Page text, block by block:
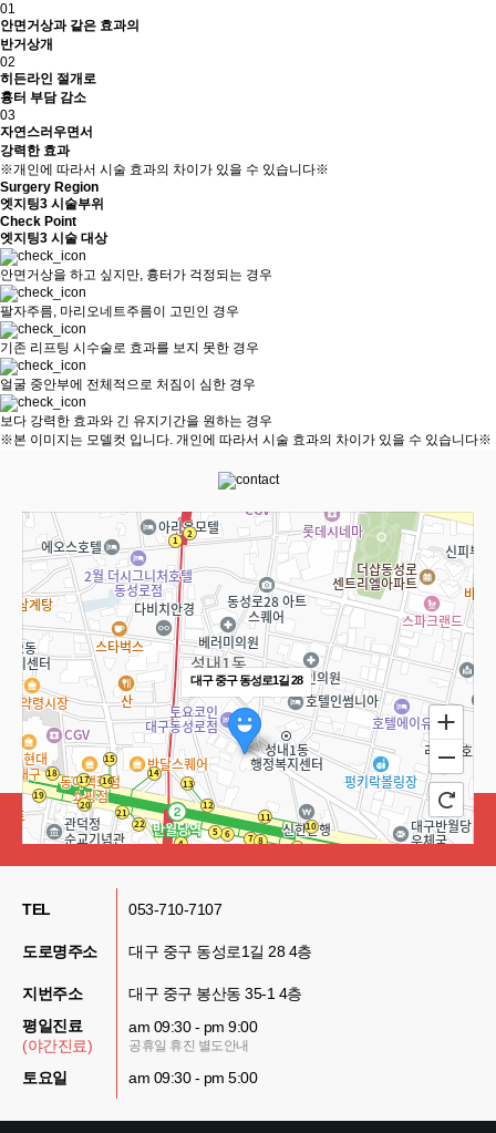
01
안면거상과 같은 효과의
반거상개
02
히든라인 절개로
흉터 부담 감소
03
자연스러우면서
강력한 효과
※개인에 따라서 시술 효과의 차이가 있을 수 있습니다※
Surgery Region
엣지팅3 시술부위
Check Point
엣지팅3 시술 대상
안면거상을 하고 싶지만, 흉터가 걱정되는 경우
팔자주름, 마리오네트주름이 고민인 경우
기존 리프팅 시수술로 효과를 보지 못한 경우
얼굴 중안부에 전체적으로 처짐이 심한 경우
보다 강력한 효과와 긴 유지기간을 원하는 경우
※본 이미지는 모델컷 입니다. 개인에 따라서 시술 효과의 차이가 있을 수 있습니다※
대구 중구 동성로1길 28
TEL 053-710-7107
도로명주소 대구 중구 동성로1길 28 4층
지번주소
대구 중구 봉산동 35-1 4층
평일진료
(야간진료)
am 09:30 - pm 9:00
공휴일 휴진 별도안내
토요일 am 09:30 - pm 5:00